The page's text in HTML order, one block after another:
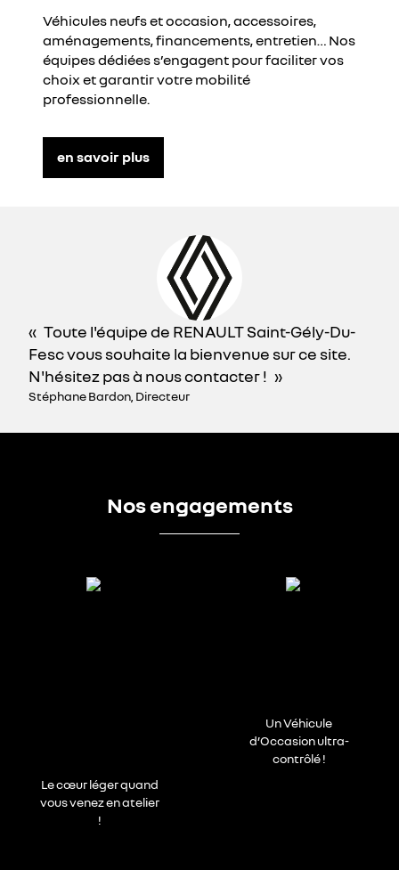
Véhicules neufs et occasion, accessoires,
aménagements, financements, entretien… Nos
équipes dédiées s’engagent pour faciliter vos
choix et garantir votre mobilité
professionnelle.
en savoir plus
Toute l'équipe de RENAULT Saint-Gély-Du-
Fesc vous souhaite la bienvenue sur ce site.
N'hésitez pas à nous contacter !
Stéphane Bardon, Directeur
Nos engagements
Le cœur léger quand
vous venez en atelier
!
Un Véhicule
d’Occasion ultra-
contrôlé !